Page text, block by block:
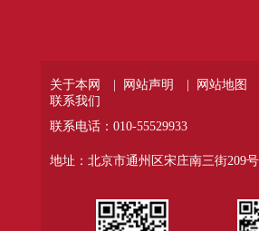
关于本网 | 网站声明 | 网站地图 |
联系我们
联系电话：010-55529933
地址：北京市通州区宋庄南三街209